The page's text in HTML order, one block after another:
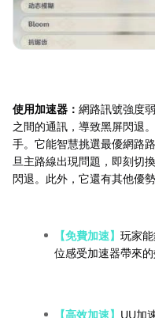
使用加速器： 網路訊號強度
之間的通訊，導致黑屏閃退
手。它能智慧挑選最優網路
旦主路線出現問題，即刻切
閃退。此外，它還有其他優勢
【免費加速】 玩家
位感受加速器帶來的
【高效加速】 UU加